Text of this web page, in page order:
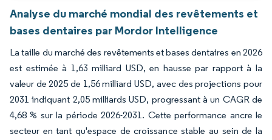
Analyse du marché mondial des revêtements et
bases dentaires par Mordor Intelligence
La taille du marché des revêtements et bases dentaires en 2026
est estimée à 1,63 milliard USD, en hausse par rapport à la
valeur de 2025 de 1,56 milliard USD, avec des projections pour
2031 indiquant 2,05 milliards USD, progressant à un CAGR de
4,68 % sur la période 2026-2031. Cette performance ancre le
secteur en tant qu'espace de croissance stable au sein de la